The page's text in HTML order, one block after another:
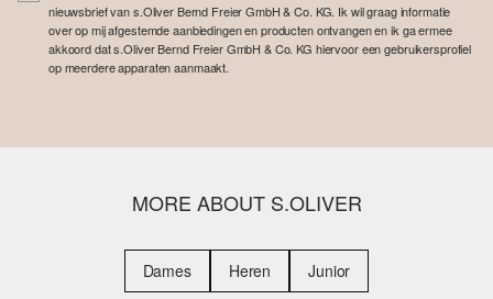
nieuwsbrief van s.Oliver Bernd Freier GmbH & Co. KG. Ik wil graag informatie
over op mij afgestemde aanbiedingen en producten ontvangen en ik ga ermee
akkoord dat s.Oliver Bernd Freier GmbH & Co. KG hiervoor een gebruikersprofiel
op meerdere apparaten aanmaakt.
MORE ABOUT S.OLIVER
Dames Heren Junior